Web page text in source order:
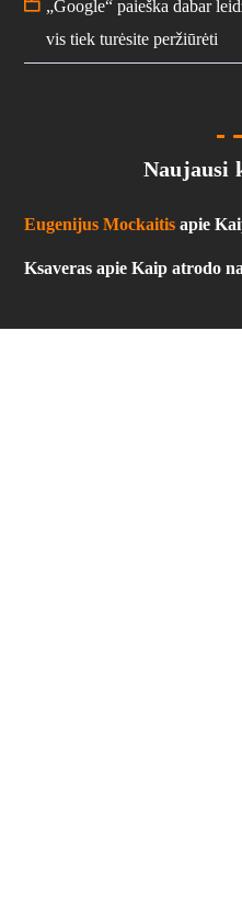
„Google“ paieška dabar
vis tiek turėsite peržiūrėti
Naujausi
Eugenijus Mockaitis apie
Ksaveras apieKaip atrodo